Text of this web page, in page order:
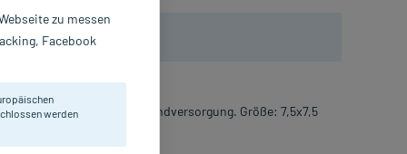
Schaumschicht zur Wundversorgung. Größe: 7,5x7,5
zu messen
Facebook
werden